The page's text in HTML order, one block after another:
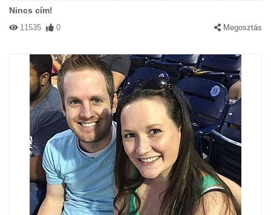
Nincs cím!
11535 0 Megosztás